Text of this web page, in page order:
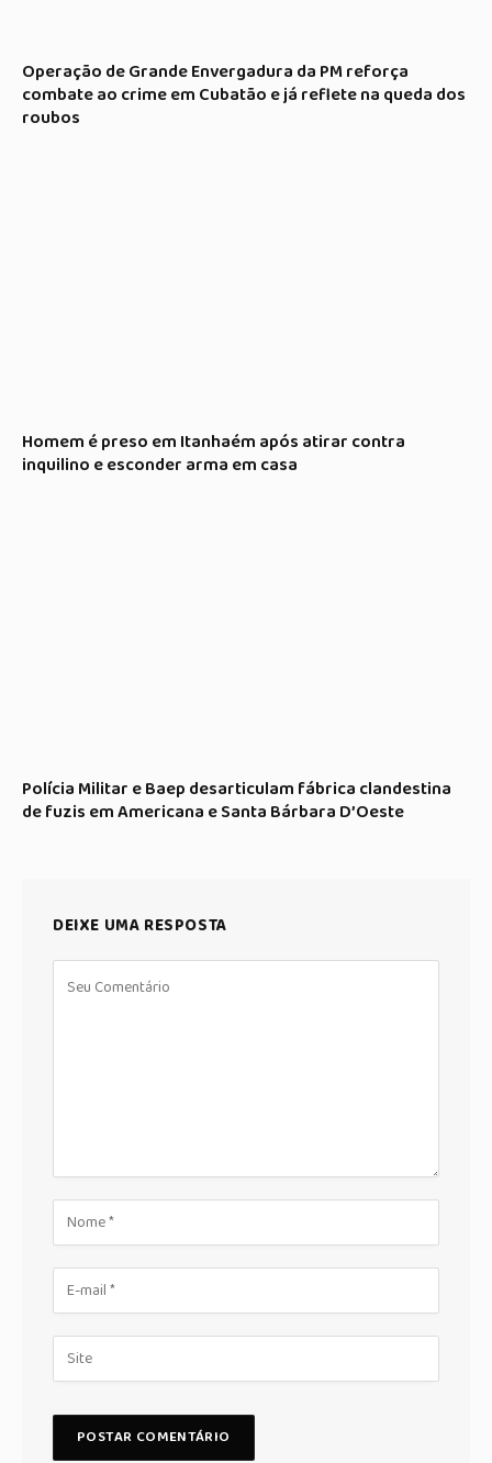
Operação de Grande Envergadura da PM reforça
combate ao crime em Cubatão e já reflete na queda dos
roubos
Homem é preso em Itanhaém após atirar contra
inquilino e esconder arma em casa
Polícia Militar e Baep desarticulam fábrica clandestina
de fuzis em Americana e Santa Bárbara D’Oeste
DEIXE UMA RESPOSTA